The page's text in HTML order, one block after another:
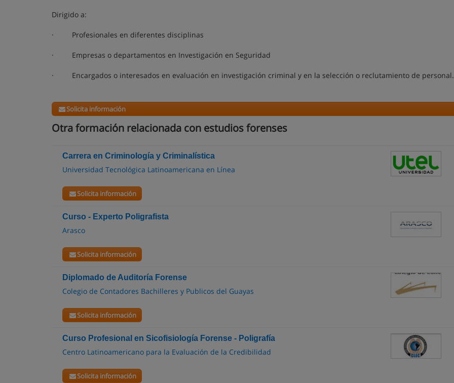
Dirigido a:
· Profesionales en diferentes disciplinas
· Empresas o departamentos en Investigación en Seguridad
· Encargados o interesados en evaluación en investigación criminal y en la selección o reclutamiento de personal.
Solicita información
Otra formación relacionada con estudios forenses
Carrera en Criminología y Criminalística
Universidad Tecnológica Latinoamericana en Línea
Solicita información
Curso - Experto Poligrafista
Arasco
Solicita información
Diplomado de Auditoría Forense
Colegio de Contadores Bachilleres y Publicos del Guayas
Solicita información
Curso Profesional en Sicofisiología Forense - Poligrafía
Centro Latinoamericano para la Evaluación de la Credibilidad
Solicita información